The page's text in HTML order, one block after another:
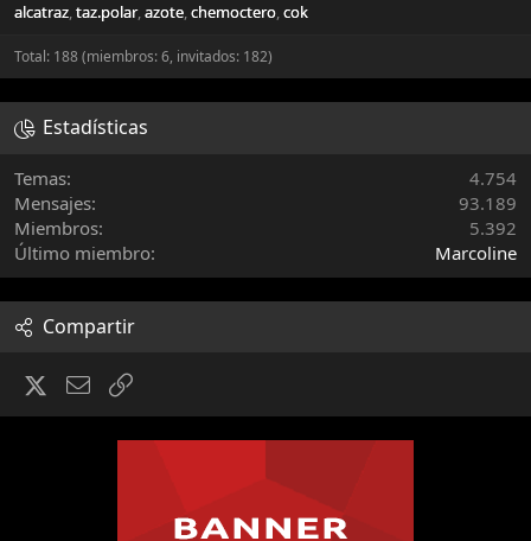
alcatraz taz.polar azote chemoctero cok
Total: 188 (miembros: 6, invitados: 182)
Estadísticas
Temas
4.754
Mensajes
93.189
Miembros
5.392
Último miembro
Marcoline
Compartir
X (Twitter)
Email